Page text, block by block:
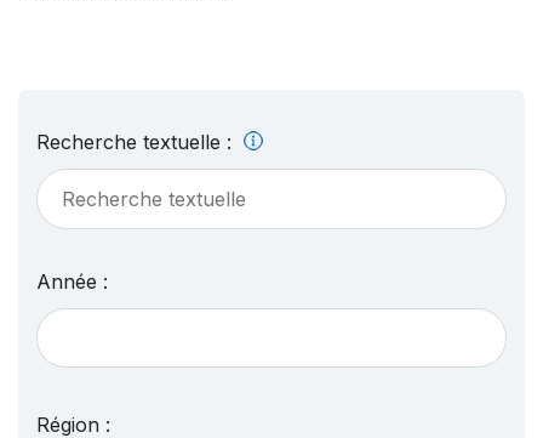
Recherche textuelle :
Année :
Région :